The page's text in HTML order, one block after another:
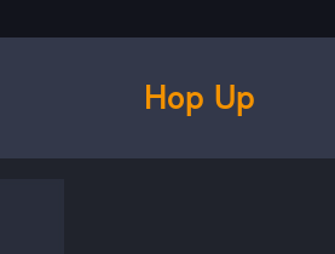
Hop Up